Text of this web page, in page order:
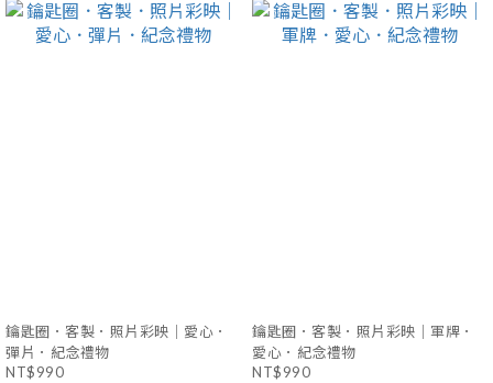
鑰匙圈．客製．照片彩映｜愛心．
彈片．紀念禮物
NT$990
鑰匙圈．客製．照片彩映｜軍牌．
愛心．紀念禮物
NT$990